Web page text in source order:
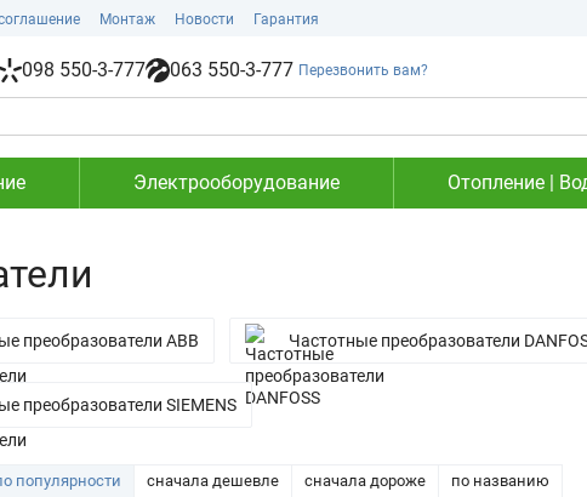
Монтаж Новости Гарантия
098 550-3-777 063 550-3-777 Перезвонить вам?
Электрооборудование Отопление |
преобразователи ABB Частотные преобразователи
преобразователи SIEMENS
популярности сначала дешевле сначала дороже по названию